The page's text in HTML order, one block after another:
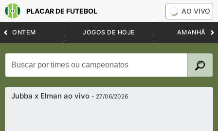
PLACAR DE FUTEBOL AO VIVO
ONTEM JOGOS DE HOJE AMANHÃ
Jubba x Elman ao vivo- 27/06/2026